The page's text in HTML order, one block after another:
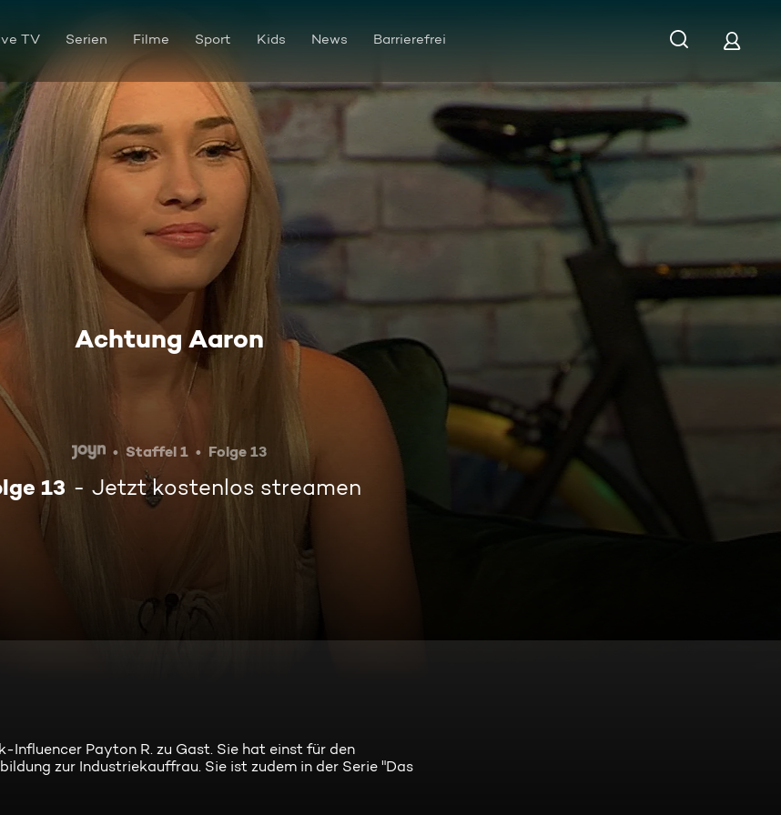
TV Serien Filme Sport Kids News Barrierefrei
Achtung Aaron
Staffel 1 Folge 13
13 Jetzt kostenlos streamen
Payton R. zu Gast. Sie hat einst für den
zur Industriekauffrau. Sie ist zudem in der Serie "Das